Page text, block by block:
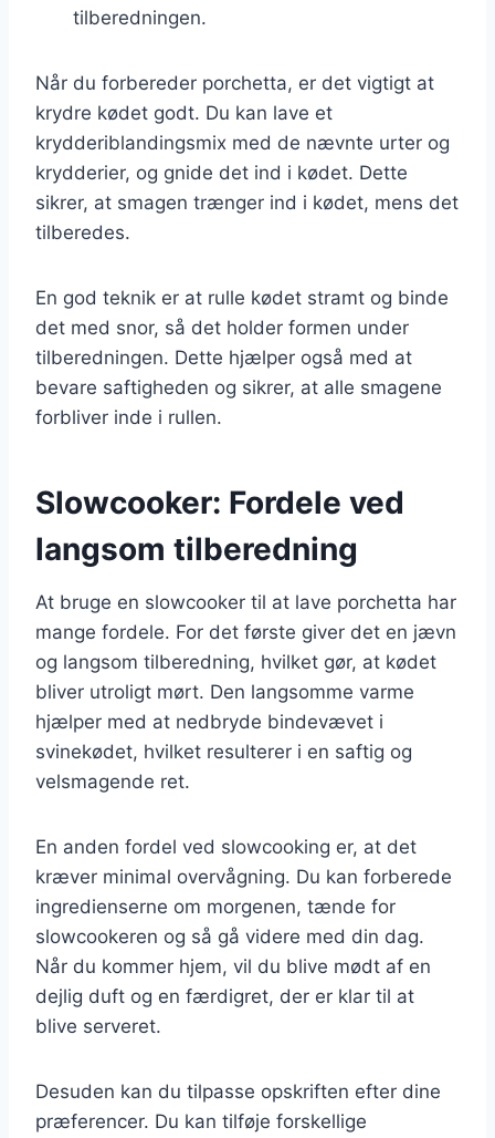
tilberedningen.
Når du forbereder porchetta, er det vigtigt at
krydre kødet godt. Du kan lave et
krydderiblandingsmix med de nævnte urter og
krydderier, og gnide det ind i kødet. Dette
sikrer, at smagen trænger ind i kødet, mens det
tilberedes.
En god teknik er at rulle kødet stramt og binde
det med snor, så det holder formen under
tilberedningen. Dette hjælper også med at
bevare saftigheden og sikrer, at alle smagene
forbliver inde i rullen.
Slowcooker: Fordele ved
langsom tilberedning
At bruge en slowcooker til at lave porchetta har
mange fordele. For det første giver det en jævn
og langsom tilberedning, hvilket gør, at kødet
bliver utroligt mørt. Den langsomme varme
hjælper med at nedbryde bindevævet i
svinekødet, hvilket resulterer i en saftig og
velsmagende ret.
En anden fordel ved slowcooking er, at det
kræver minimal overvågning. Du kan forberede
ingredienserne om morgenen, tænde for
slowcookeren og så gå videre med din dag.
Når du kommer hjem, vil du blive mødt af en
dejlig duft og en færdigret, der er klar til at
blive serveret.
Desuden kan du tilpasse opskriften efter dine
præferencer. Du kan tilføje forskellige